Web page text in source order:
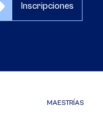
Inscripciones
MAESTRÍAS